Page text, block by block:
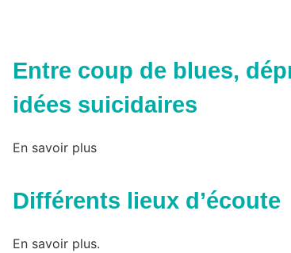
Entre coup de blues,
idées suicidaires
En savoir plus
Différents lieux d’écoute
En savoir plus.